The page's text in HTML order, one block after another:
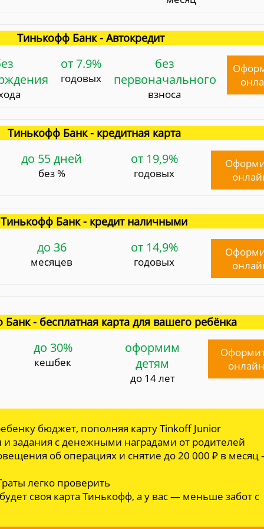
Тинькофф Банк - Автокредит
от 7.9%
годовых
без
первоначального
взноса
Тинькофф Банк - кредитная карта
до 55 дней
без %
от 19,9%
годовых
Тинькофф Банк - кредит наличными
до 36
месяцев
от 14,9%
годовых
- бесплатная карта для вашего ребёнка
до 30%
кешбек
оформим
детям
до 14 лет
онлайн
бюджет, пополняя карту Tinkoff Junior
и задания с денежными наградами от родителей
об операциях и снятие до 20 000 ₽ в
легко проверить
своя карта Тинькофф, а у вас — меньше забот с